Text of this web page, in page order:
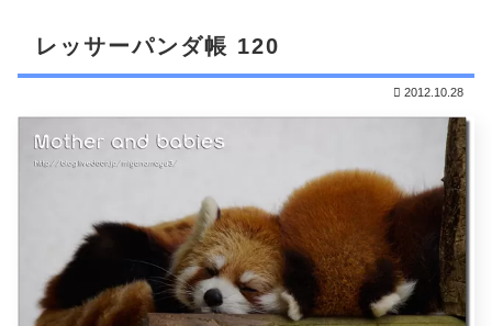
レッサーパンダ帳 120
2012.10.28